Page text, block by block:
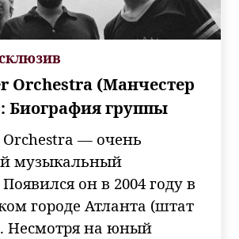
Orchestra (Манчестер
Биография группы
— очень
музыкальный
он в 2004 году в
городе Атланта (штат
Несмотря на юный